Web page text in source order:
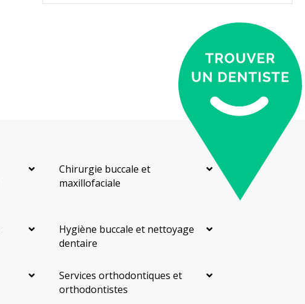
Chirurgie buccale et
maxillofaciale
Hygiène buccale et nettoyage
dentaire
Services orthodontiques et
orthodontistes